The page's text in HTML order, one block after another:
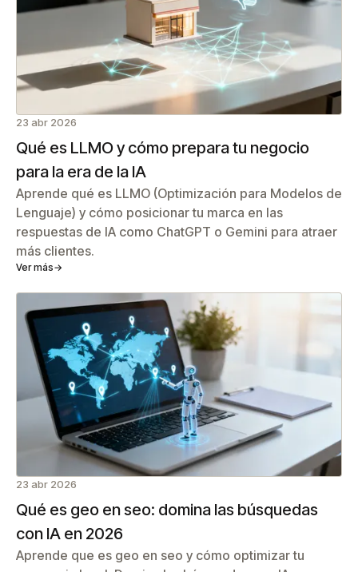
23 abr 2026
Qué es LLMO y cómo prepara tu negocio
para la era de la IA
Aprende qué es LLMO (Optimización para Modelos de
Lenguaje) y cómo posicionar tu marca en las
respuestas de IA como ChatGPT o Gemini para atraer
más clientes.
Ver más→
23 abr 2026
Qué es geo en seo: domina las búsquedas
con IA en 2026
Aprende que es geo en seo y cómo optimizar tu